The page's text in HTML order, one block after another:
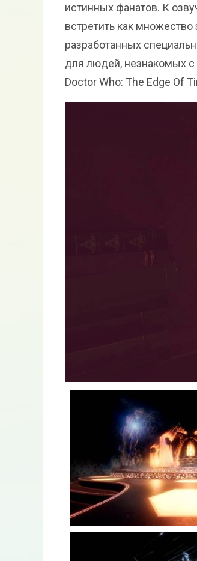
истинных фанатов. К
встретить как
разработанных
для людей, незнакомых
Doctor Who: The Edge Of